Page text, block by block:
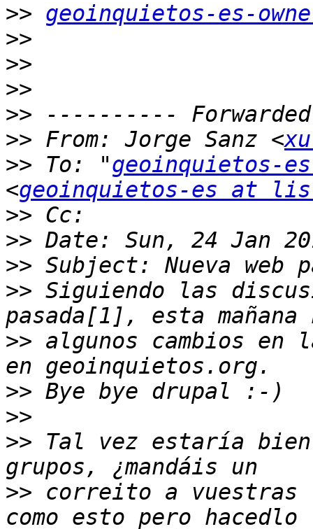
>> geoinquietos-es-
>>
>>
>>
>>
>> From: Jorge Sanz <
>> To: "geoinquietos-
<geoinquietos-es at
>>
>>
>>
>> Siguiendo las
>> algunos cambios en
>>
>>
>> Tal vez estaría
>> correito a vuestras